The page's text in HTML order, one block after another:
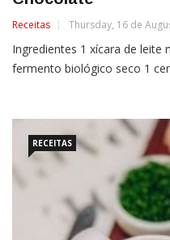
Receitas Thursday, 16 de
Ingredientes 1 xícara de leite
fermento biológico seco 1
RECEITAS